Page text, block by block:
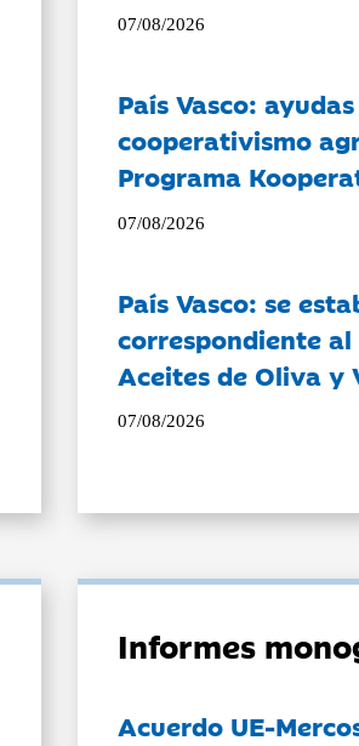
07/08/2026
País Vasco:
cooperativismo
Programa
07/08/2026
País Vasco: se
correspondiente
Aceites de Oliva y
07/08/2026
Informes
Acuerdo UE-